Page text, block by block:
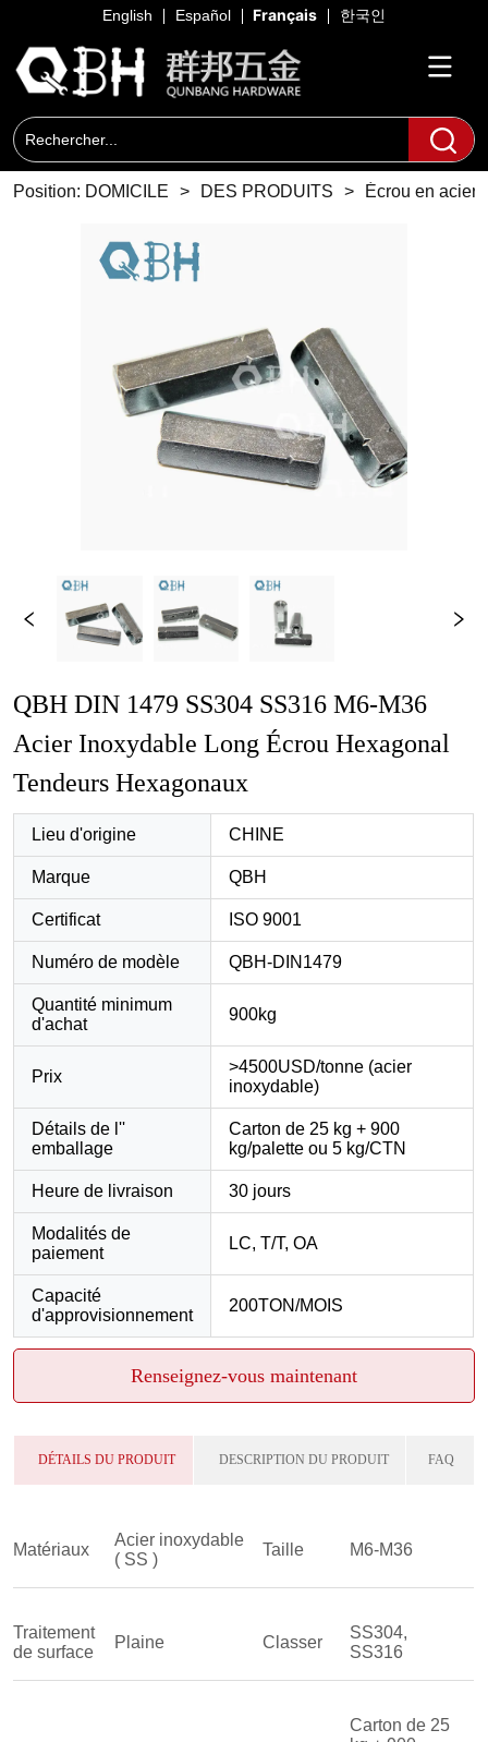
English Español Français 한국인
Position: DOMICILE > DES PRODUITS > Écrou en acier
QBH DIN 1479 SS304 SS316 M6-M36
Acier Inoxydable Long Écrou Hexagonal
Tendeurs Hexagonaux
Renseignez-vous maintenant
DÉTAILS DU PRODUIT DESCRIPTION DU PRODUIT FAQ